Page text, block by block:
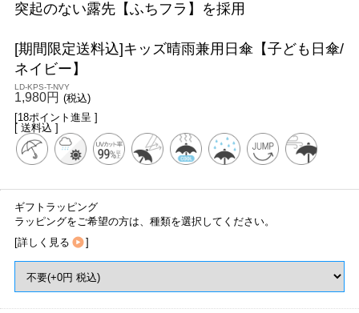
突起のない露先【ふちフラ】を採用
[期間限定送料込]キッズ晴雨兼用日傘【子ども日傘/
ネイビー】
LD-KPS-T-NVY
1,980円 (税込)
[18ポイント進呈 ]
[ 送料込 ]
ギフトラッピング
ラッピングをご希望の方は、種類を選択してください。
[詳しく見る ]